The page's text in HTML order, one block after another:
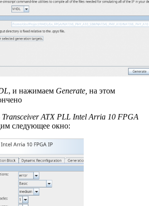
, и нажимаем Generate, на этом
Transceiver ATX PLL Intel Arria 10 FPGA
следующее окно: